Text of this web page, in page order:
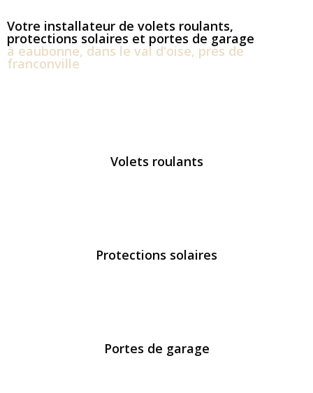
Votre installateur de volets roulants,
protections solaires et portes de garage
à eaubonne, dans le val d'oise, près de
franconville
Volets roulants
Protections solaires
Portes de garage